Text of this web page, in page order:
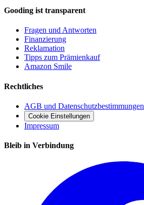
Gooding ist transparent
Fragen und Antworten
Finanzierung
Reklamation
Tipps zum Prämienkauf
Amazon Smile
Rechtliches
AGB und Datenschutzbestimmungen
Cookie Einstellungen
Impressum
Bleib in Verbindung